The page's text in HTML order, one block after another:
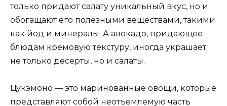
только придают салату уникальный вкус, но и
обогащают его полезными веществами, такими
как йод и минералы. А авокадо, придающее
блюдам кремовую текстуру, иногда украшает
не только десерты, но и салаты.
Цукэмоно — это маринованные овощи, которые
представляют собой неотъемлемую часть